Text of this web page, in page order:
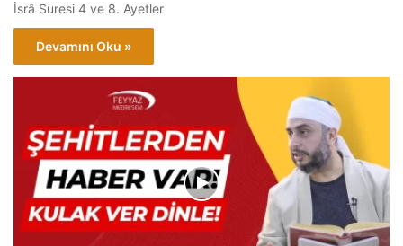
İsrâ Suresi 4 ve 8. Ayetler
Devamını Oku »